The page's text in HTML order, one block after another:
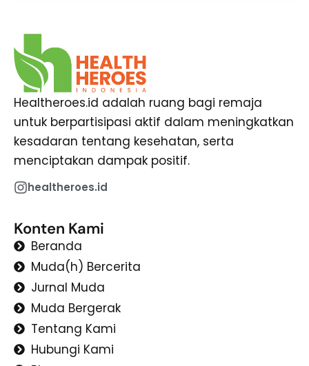
Healtheroes.id adalah ruang bagi remaja
untuk berpartisipasi aktif dalam meningkatkan
kesadaran tentang kesehatan, serta
menciptakan dampak positif.
healtheroes.id
Konten Kami
Beranda
Muda(h) Bercerita
Jurnal Muda
Muda Bergerak
Tentang Kami
Hubungi Kami